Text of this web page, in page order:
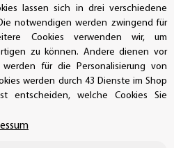
STORE
1, D-39326 Wolmirstedt
lassen sich in drei verschiedene
notwendigen werden zwingend für
Cookies verwenden wir, um
zu können. Andere dienen vor
für die Personalisierung von
werden durch 43 Dienste im Shop
entscheiden, welche Cookies Sie